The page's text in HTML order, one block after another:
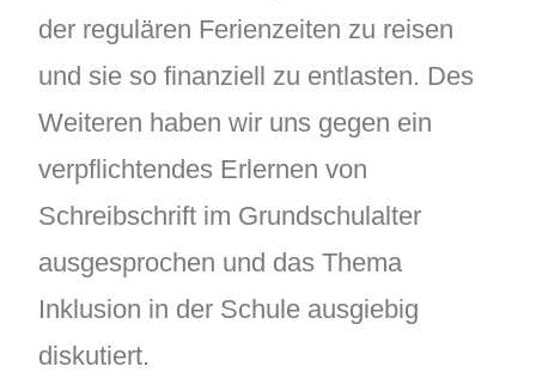
der regulären Ferienzeiten zu reisen
und sie so finanziell zu entlasten. Des
Weiteren haben wir uns gegen ein
verpflichtendes Erlernen von
Schreibschrift im Grundschulalter
ausgesprochen und das Thema
Inklusion in der Schule ausgiebig
diskutiert.